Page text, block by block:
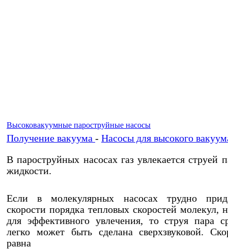
Высоковакуумные пароструйные насосы
Получение вакуума - Насосы для высокого
В пароструйных насосах газ увлекается струей
жидкости.
Если в молекулярных насосах трудно
скорости порядка тепловых скоростей молекул,
для эффективного увлечения, то струя пара
легко может быть сделана сверхзвуковой.
равна